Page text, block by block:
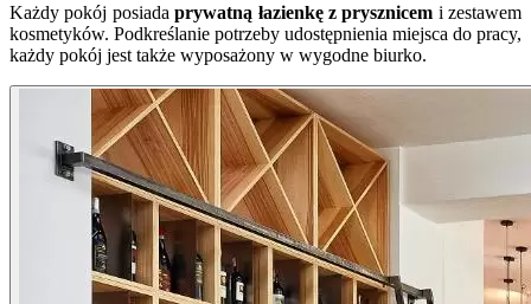
Każdy pokój posiadaprywatną łazienkę z prysznicem i zestawem
kosmetyków. Podkreślanie potrzeby udostępnienia miejsca do pracy,
każdy pokój jest także wyposażony w wygodne biurko.